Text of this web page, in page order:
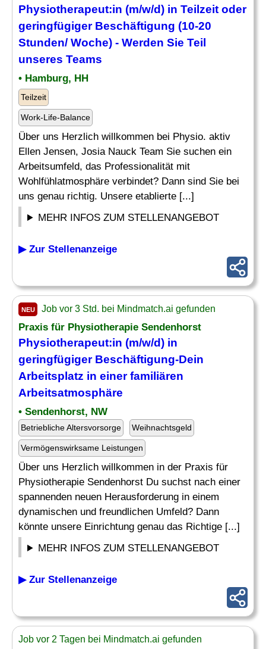
Physiotherapeut:in (m/w/d) in Teilzeit oder
geringfügiger Beschäftigung (10-20
Stunden/ Woche) - Werden Sie Teil
unseres Teams
• Hamburg, HH
Teilzeit
Work-Life-Balance
Über uns Herzlich willkommen bei Physio. aktiv
Ellen Jensen, Josia Nauck Team Sie suchen ein
Arbeitsumfeld, das Professionalität mit
Wohlfühlatmosphäre verbindet? Dann sind Sie bei
uns genau richtig. Unsere etablierte [...]
MEHR INFOS ZUM STELLENANGEBOT
▶ Zur Stellenanzeige
NEU Job vor 3 Std. bei Mindmatch.ai gefunden
Praxis für Physiotherapie Sendenhorst
Physiotherapeut:in (m/w/d) in
geringfügiger Beschäftigung-Dein
Arbeitsplatz in einer familiären
Arbeitsatmosphäre
• Sendenhorst, NW
Betriebliche Altersvorsorge Weihnachtsgeld
Vermögenswirksame Leistungen
Über uns Herzlich willkommen in der Praxis für
Physiotherapie Sendenhorst Du suchst nach einer
spannenden neuen Herausforderung in einem
dynamischen und freundlichen Umfeld? Dann
könnte unsere Einrichtung genau das Richtige [...]
MEHR INFOS ZUM STELLENANGEBOT
▶ Zur Stellenanzeige
Job vor 2 Tagen bei Mindmatch.ai gefunden